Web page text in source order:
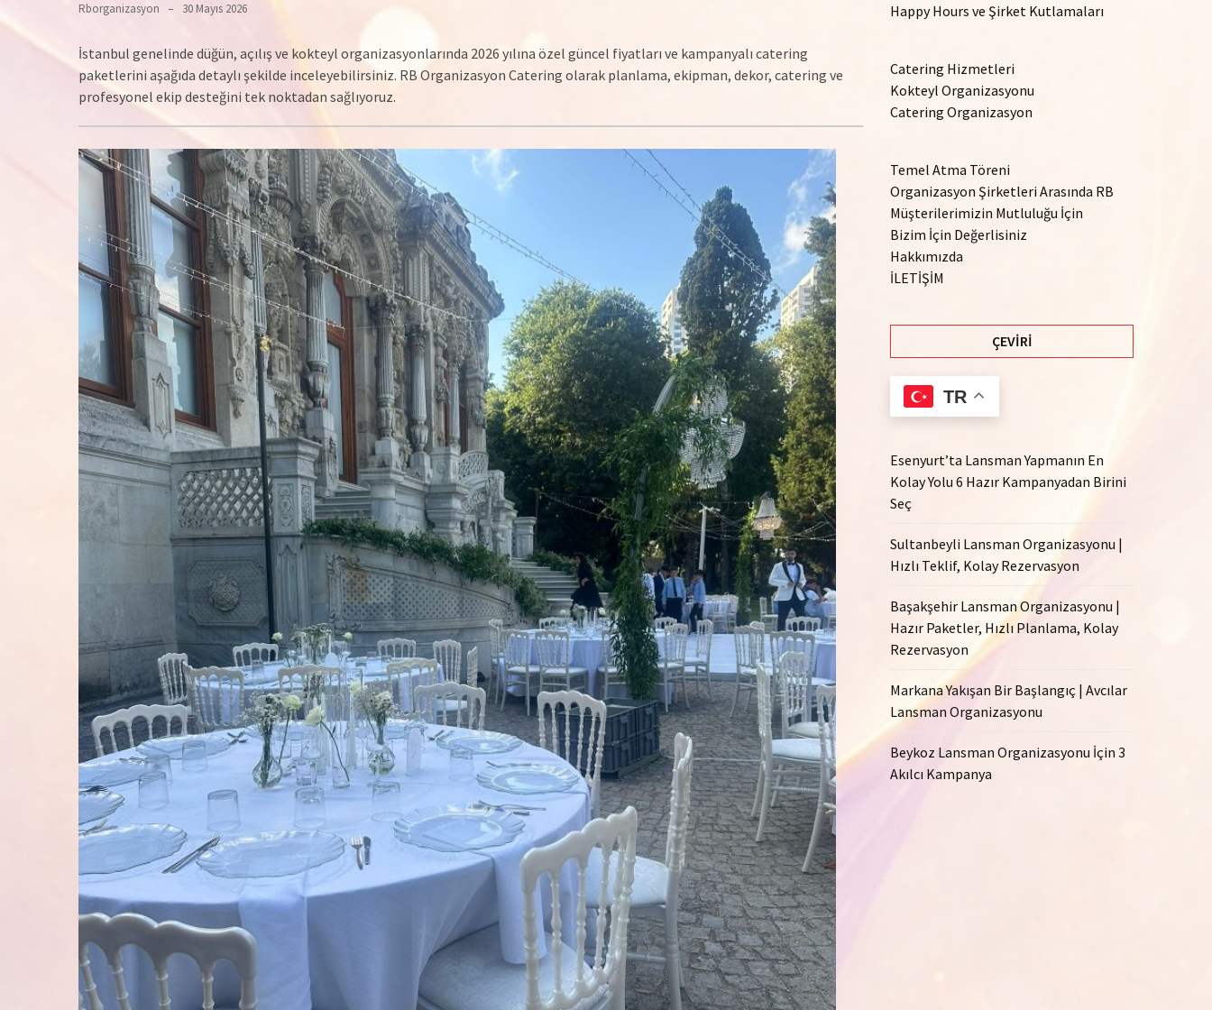
Rborganizasyon 30 Mayıs 2026
İstanbul genelinde düğün, açılış ve kokteyl organizasyonlarında 2026 yılına özel güncel fiyatları ve kampanyalı catering
paketlerini aşağıda detaylı şekilde inceleyebilirsiniz. RB Organizasyon Catering olarak planlama, ekipman, dekor, catering ve
profesyonel ekip desteğini tek noktadan sağlıyoruz.
Happy Hours ve Şirket Kutlamaları
Catering Hizmetleri
Kokteyl Organizasyonu
Catering Organizasyon
Temel Atma Töreni
Organizasyon Şirketleri Arasında RB
Müşterilerimizin Mutluluğu İçin
Bizim İçin Değerlisiniz
Hakkımızda
İLETİŞİM
ÇEVIRI
TR
Esenyurt’ta Lansman Yapmanın En
Kolay Yolu 6 Hazır Kampanyadan Birini
Seç
Sultanbeyli Lansman Organizasyonu |
Hızlı Teklif, Kolay Rezervasyon
Başakşehir Lansman Organizasyonu |
Hazır Paketler, Hızlı Planlama, Kolay
Rezervasyon
Markana Yakışan Bir Başlangıç | Avcılar
Lansman Organizasyonu
Beykoz Lansman Organizasyonu İçin 3
Akılcı Kampanya